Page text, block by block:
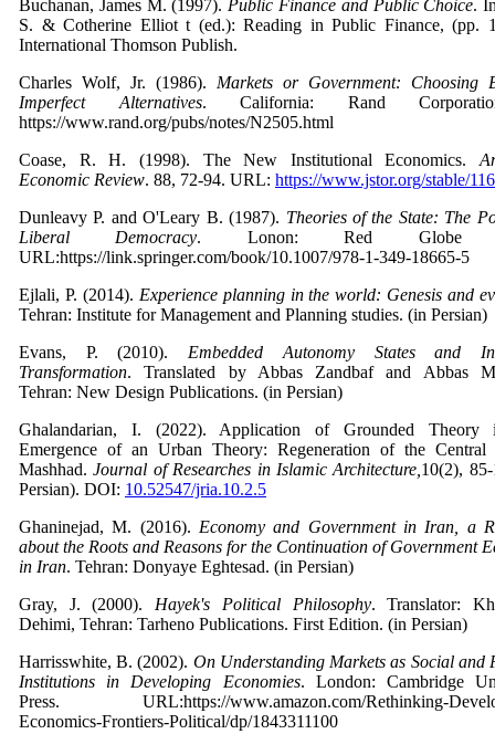
Buchanan, James M. (1997). Public Finance and Public Choice.
S. & Cotherine Elliot t (ed.): Reading in Public Finance, (pp.
International Thomson Publish.
Charles Wolf, Jr. (1986). Markets or Government: Choosing
Imperfect Alternatives. California: Rand
https://www.rand.org/pubs/notes/N2505.html
Coase, R. H. (1998). The New Institutional Economics.
Economic Review. 88, 72-94. URL: https://www.jstor.org/stable/
Dunleavy P. and O'Leary B. (1987). Theories of the State: The
Liberal Democracy. Lonon: Red Globe
URL:https://link.springer.com/book/10.1007/978-1-349-18665-5
Ejlali, P. (2014). Experience planning in the world: Genesis and
Tehran: Institute for Management and Planning studies. (in Persian)
Evans, P. (2010). Embedded Autonomy States and
Transformation. Translated by Abbas Zandbaf and Abbas
Tehran: New Design Publications. (in Persian)
Ghalandarian, I. (2022). Application of Grounded Theory
Emergence of an Urban Theory: Regeneration of the
Mashhad.Journal of Researches in Islamic Architecture, 10(2),
Persian). DOI: 10.52547/jria.10.2.5
Ghaninejad, M. (2016). Economy and Government in Iran, a
about the Roots and Reasons for the Continuation of Government
in Iran. Tehran: Donyaye Eghtesad. (in Persian)
Gray, J. (2000). Hayek's Political Philosophy. Translator:
Dehimi, Tehran: Tarheno Publications. First Edition. (in Persian)
Harrisswhite, B. (2002). On Understanding Markets as Social and
Institutions in Developing Economies. London: Cambridge
Press. URL:https://www.amazon.com/Rethinking-
Economics-Frontiers-Political/dp/1843311100